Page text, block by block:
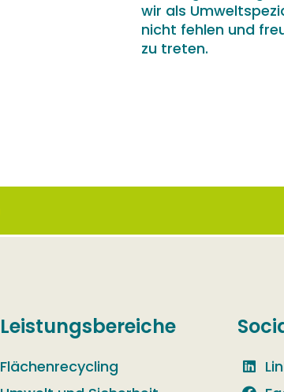
wir als
nicht fehlen und
zu treten.
Leistungsbereiche
Flächenrecycling